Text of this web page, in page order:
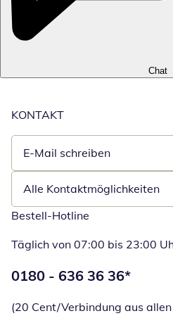
Chat
KONTAKT
E-Mail schreiben
Öffnet E-Mail-Client
Alle Kontaktmöglichkeiten
Bestell-Hotline
Täglich von 07:00 bis 23:00
Telefonnummer:
0180 - 636 36 36*
(20 Cent/Verbindung aus